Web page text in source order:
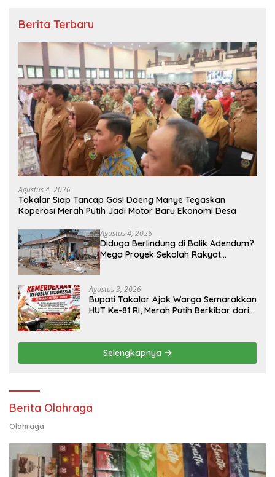
Berita Terbaru
Agustus 4, 2026
Takalar Siap Tancap Gas! Daeng Manye Tegaskan
Koperasi Merah Putih Jadi Motor Baru Ekonomi Desa
Agustus 4, 2026
Diduga Berlindung di Balik Adendum?
Mega Proyek Sekolah Rakyat
Transparan
Agustus 3, 2026
Bupati Takalar Ajak Warga Semarakkan
HUT Ke-81 RI, Merah Putih Berkibar dari
Selengkapnya
Berita Olahraga
Olahraga